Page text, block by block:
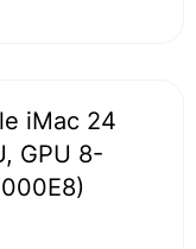
iMac 24
GPU 8-